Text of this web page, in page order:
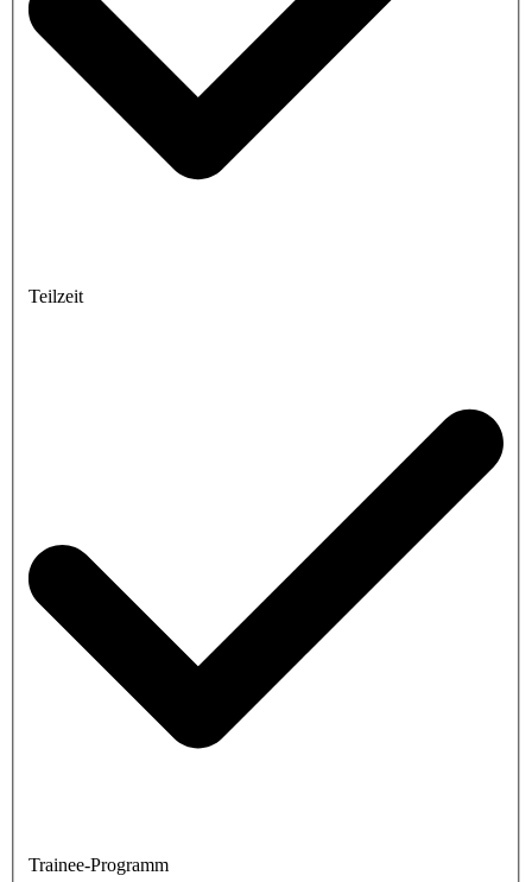
Teilzeit
Trainee-Programm